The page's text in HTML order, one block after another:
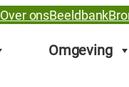
Over onsBeeldbank
Omgeving